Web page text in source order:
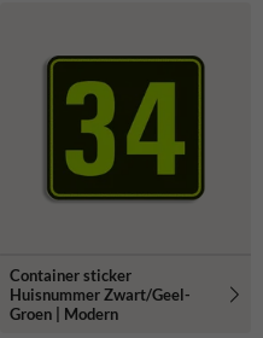
Container sticker
Huisnummer Zwart/Geel-
Groen | Modern